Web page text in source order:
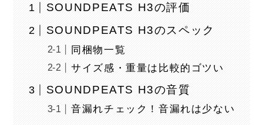
SOUNDPEATS H3の評価
SOUNDPEATS H3のスペック
同梱物一覧
サイズ感・重量は比較的ゴツい
SOUNDPEATS H3の音質
音漏れチェック！音漏れは少ない